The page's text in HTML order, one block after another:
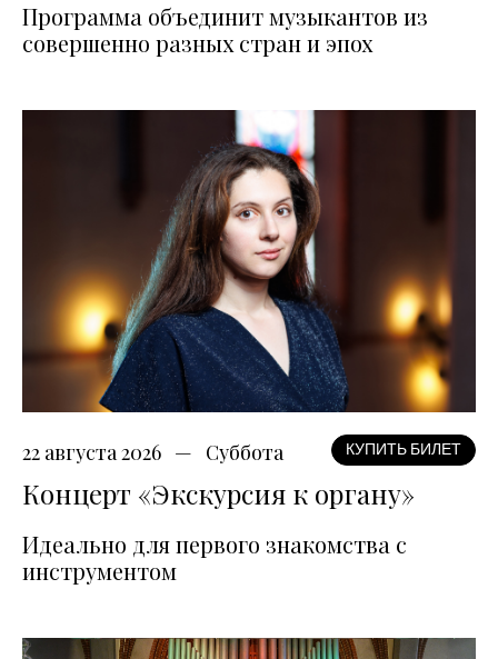
Программа объединит музыкантов из
совершенно разных стран и эпох
22 августа 2026 Суббота КУПИТЬ БИЛЕТ
Концерт «Экскурсия к органу»
Идеально для первого знакомства с
инструментом